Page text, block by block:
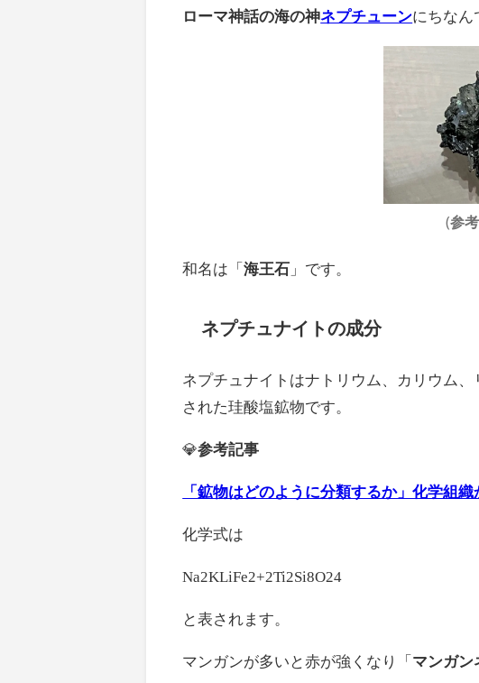
ローマ神話の海の神ネプチューンにちなん
(参考
和名は「海王石 」です。
ネプチュナイトの成分
ネプチュナイトはナトリウム、カリウム
された珪酸塩鉱物です。
💎参考記事
「鉱物はどのように分類するか」化学組
化学式は
Na2KLiFe2+2Ti2Si8O24
と表されます。
マンガンが多いと赤が強くなり「 マンガン